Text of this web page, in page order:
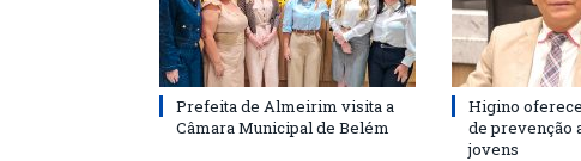
Prefeita de Almeirim visita a
Câmara Municipal de Belém
Higino
de prevenção
jovens